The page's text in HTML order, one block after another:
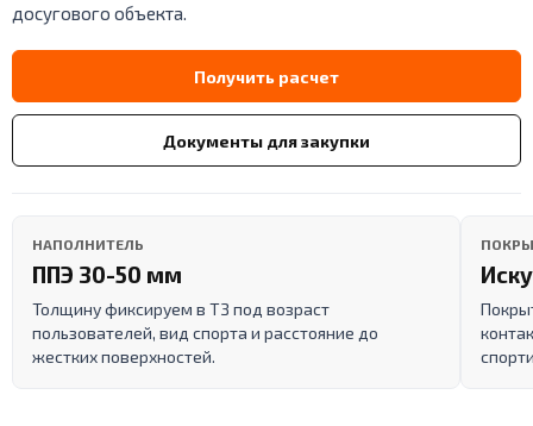
досугового объекта.
Получить расчет
Документы для закупки
НАПОЛНИТЕЛЬ
ППЭ 30-50 мм
Толщину фиксируем в ТЗ под возраст
пользователей, вид спорта и расстояние до
жестких поверхностей.